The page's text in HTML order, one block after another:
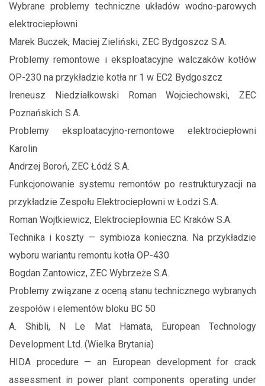
Wybrane problemy techniczne układów wodno-parowych
elektrociepłowni
Marek Buczek, Maciej Zieliński, ZEC Bydgoszcz S.A.
Problemy remontowe i eksploatacyjne walczaków kotłów
OP-230 na przykładzie kotła nr 1 w EC2 Bydgoszcz
Ireneusz Niedziałkowski Roman Wojciechowski, ZEC
Poznańskich S.A.
Problemy eksploatacyjno-remontowe elektrociepłowni
Karolin
Andrzej Boroń, ZEC Łódź S.A.
Funkcjonowanie systemu remontów po restrukturyzacji na
przykładzie Zespołu Elektrociepłowni w Łodzi S.A.
Roman Wojtkiewicz, Elektrociepłownia EC Kraków S.A.
Technika i koszty — symbioza konieczna. Na przykładzie
wyboru wariantu remontu kotła OP-430
Bogdan Zantowicz, ZEC Wybrzeże S.A.
Problemy związane z oceną stanu technicznego wybranych
zespołów i elementów bloku BC 50
A. Shibli, N Le Mat Hamata, European Technology
Development Ltd. (Wielka Brytania)
HIDA procedure — an European development for crack
assessment in power plant components operating under